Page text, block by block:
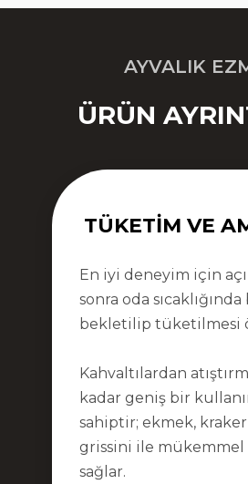
AYVALIK
ÜRÜN
TÜKETIM VE
En iyi deneyim için
sonra oda
bekletilip tüketilmesi
Kahvaltılardan
kadar geniş bir
sahiptir; ekmek, kraker
grissini ile
sağlar.